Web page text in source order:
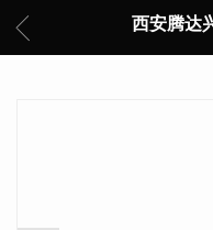
西安腾达